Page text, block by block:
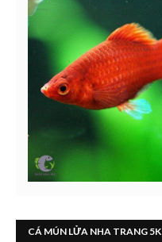
CÁ MÚN LỬA NHA TRANG 5K